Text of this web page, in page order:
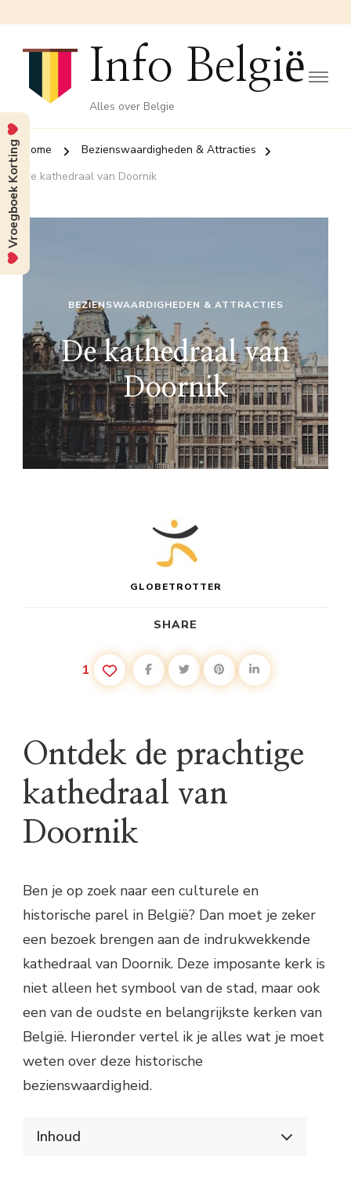
Info België
Alles over Belgie
Home
Bezienswaardigheden & Attracties
De kathedraal van Doornik
BEZIENSWAARDIGHEDEN & ATTRACTIES
De kathedraal van
Doornik
GLOBETROTTER
SHARE
1
Ontdek de prachtige
kathedraal van
Doornik
Ben je op zoek naar een culturele en
historische parel in België? Dan moet je zeker
een bezoek brengen aan de indrukwekkende
kathedraal van Doornik. Deze imposante kerk is
niet alleen het symbool van de stad, maar ook
een van de oudste en belangrijkste kerken van
België. Hieronder vertel ik je alles wat je moet
weten over deze historische
bezienswaardigheid.
Inhoud
Vroegboek Korting